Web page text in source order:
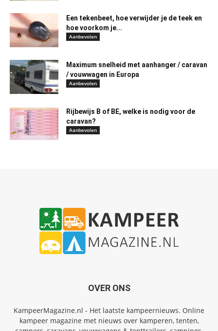
Een tekenbeet, hoe verwijder je de teek en
hoe voorkom je...
Aanbevolen
Maximum snelheid met aanhanger / caravan
/ vouwwagen in Europa
Aanbevolen
Rijbewijs B of BE, welke is nodig voor de
caravan?
Aanbevolen
OVER ONS
KampeerMagazine.nl - Het laatste kampeernieuws. Online
kampeer magazine met nieuws over kamperen, tenten,